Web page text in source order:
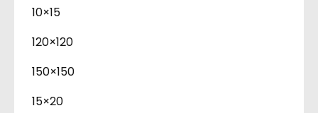
10×15
120×120
150×150
15×20